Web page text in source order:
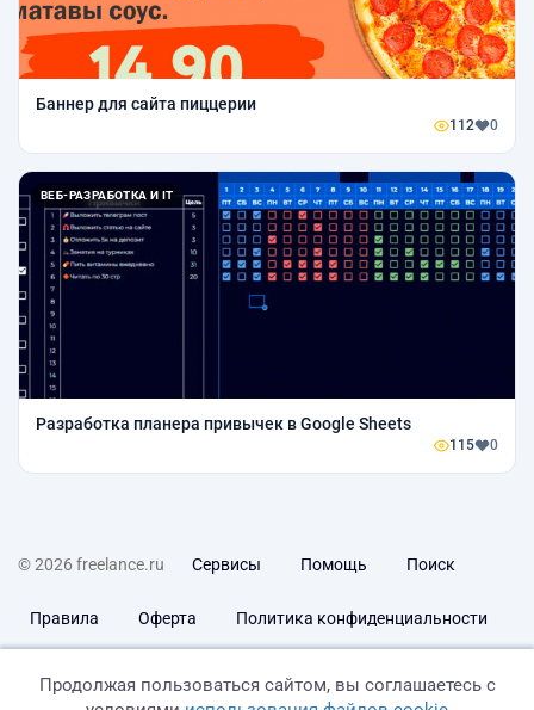
Баннер для сайта пиццерии
112 0
ВЕБ-РАЗРАБОТКА И IT
Разработка планера привычек в Google Sheets
115 0
© 2026 freelance.ru Сервисы Помощь Поиск
Правила Оферта Политика конфиденциальности
Продолжая пользоваться сайтом, вы соглашаетесь с